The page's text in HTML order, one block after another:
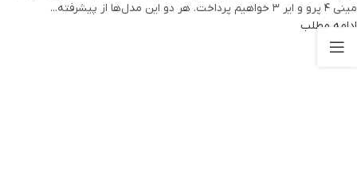
مینی 4 پرو و ایر 3 خواهیم پرداخت. هر دو این مدل‌ها از پیشرفته...
ادامه مطلب